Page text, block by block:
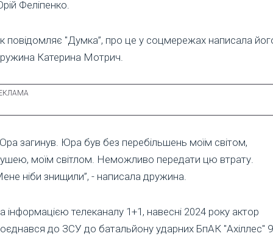
Феліпенко.
повідомляє "Думка”, про це у соцмережах написала
Катерина Мотрич.
загинув. Юра був без перебільшень моїм світом,
моїм світлом. Неможливо передати цю втрату.
ніби знищили”, - написала дружина.
інформацією телеканалу 1+1, навесні 2024 року актор
до ЗСУ до батальйону ударних БпАК "Ахіллес"